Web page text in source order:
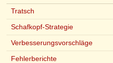
Tratsch
Schafkopf-Strategie
Verbesserungsvorschläge
Fehlerberichte